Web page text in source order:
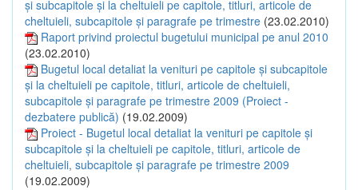
şi subcapitole şi la cheltuieli pe capitole, titluri, articole de
cheltuieli, subcapitole şi paragrafe pe trimestre (23.02.2010)
Raport privind proiectul bugetului municipal pe anul 2010
(23.02.2010)
Bugetul local detaliat la venituri pe capitole şi subcapitole
şi la cheltuieli pe capitole, titluri, articole de cheltuieli,
subcapitole şi paragrafe pe trimestre 2009 (Proiect -
dezbatere publică) (19.02.2009)
Proiect - Bugetul local detaliat la venituri pe capitole şi
subcapitole şi la cheltuieli pe capitole, titluri, articole de
cheltuieli, subcapitole şi paragrafe pe trimestre 2009
(19.02.2009)